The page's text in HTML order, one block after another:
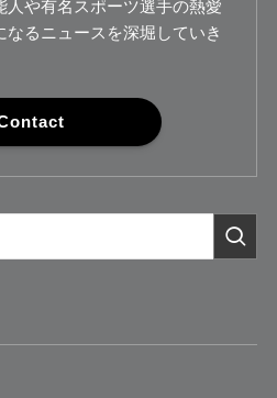
人や有名スポーツ選手の熱愛
るニュースを深堀していき